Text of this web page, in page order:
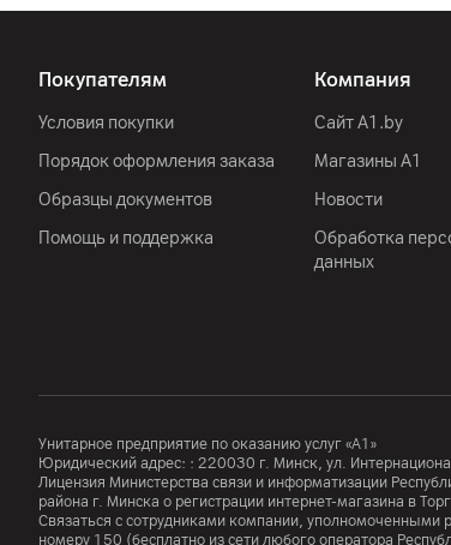
Покупателям
Условия покупки
Порядок оформления заказа
Образцы документов
Помощь и поддержка
Компания
Сайт A1.by
Магазины А1
Новости
Обработка
данных
Унитарное предприятие по оказанию услуг «А1»
Юридический адрес: : 220030 г. Минск, ул.
Лицензия Министерства связи и информатизации
района г. Минска о регистрации интернет-магазина в
Связаться с сотрудниками компании, уполномоченными
номеру 150 (бесплатно из сети любого оператора